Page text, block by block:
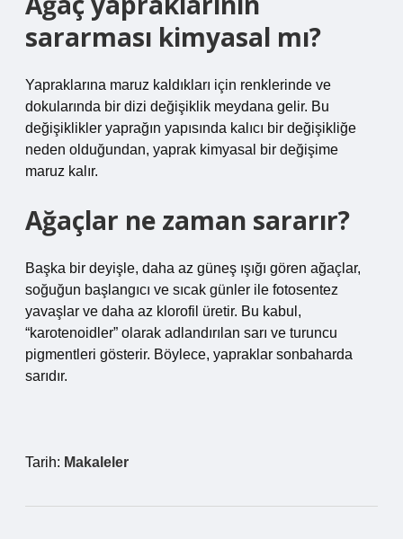
sararması kimyasal mı?
Yapraklarına maruz kaldıkları için renklerinde ve
dokularında bir dizi değişiklik meydana gelir. Bu
değişiklikler yaprağın yapısında kalıcı bir değişikliğe
neden olduğundan, yaprak kimyasal bir değişime
maruz kalır.
Ağaçlar ne zaman sararır?
Başka bir deyişle, daha az güneş ışığı gören ağaçlar,
soğuğun başlangıcı ve sıcak günler ile fotosentez
yavaşlar ve daha az klorofil üretir. Bu kabul,
“karotenoidler” olarak adlandırılan sarı ve turuncu
pigmentleri gösterir. Böylece, yapraklar sonbaharda
sarıdır.
Tarih: Makaleler